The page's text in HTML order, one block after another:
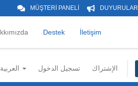
MÜŞTERİ PANELİ DUYURULAR
Destek İletişim
تسجيل الدخول الإشتراك